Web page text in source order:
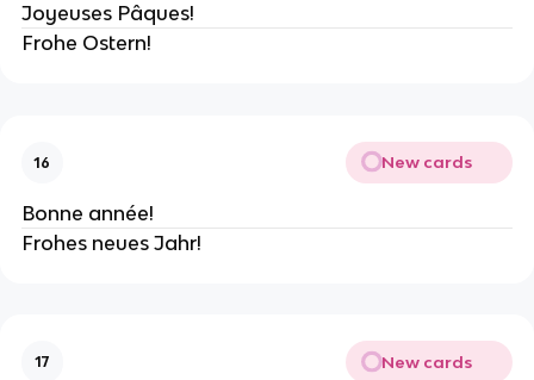
Joyeuses Pâques!
Frohe Ostern!
16 New cards
Bonne année!
Frohes neues Jahr!
17 New cards